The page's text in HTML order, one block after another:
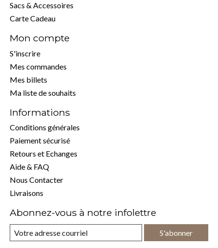
Sacs & Accessoires
Carte Cadeau
Mon compte
S'inscrire
Mes commandes
Mes billets
Ma liste de souhaits
Informations
Conditions générales
Paiement sécurisé
Retours et Echanges
Aide & FAQ
Nous Contacter
Livraisons
Abonnez-vous à notre infolettre
S'abonner